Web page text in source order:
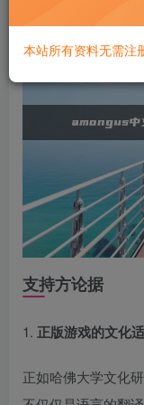
支持方论据
1. 正版游戏的文化
正如哈佛大学文化
本站所有资料无需注